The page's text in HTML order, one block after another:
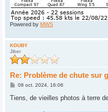
Powered by MWS
KOUBY
Jiber
Re: Problème de chute sur
M
s
08 oct. 2024, 16:06
Tiens, de vieilles photos à terre